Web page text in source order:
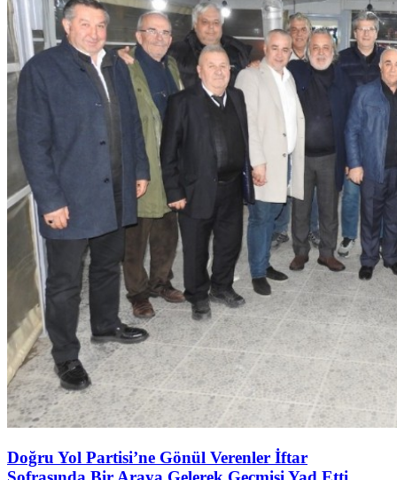
Doğru Yol Partisi’ne Gönül Verenler İftar